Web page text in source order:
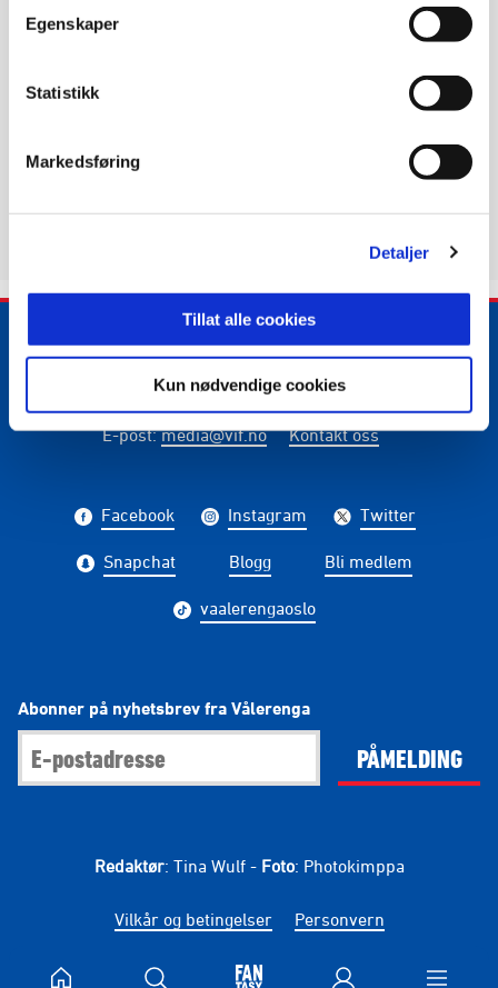
Egenskaper
Statistikk
Markedsføring
Detaljer
Tillat alle cookies
Kun nødvendige cookies
E-post:media@vif.no Kontakt oss
Facebook Instagram Twitter
Snapchat Blogg Bli medlem
vaalerengaoslo
Abonner på nyhetsbrev fra Vålerenga
PÅMELDING
Redaktør: Tina Wulf - Foto: Photokimppa
Vilkår og betingelser Personvern